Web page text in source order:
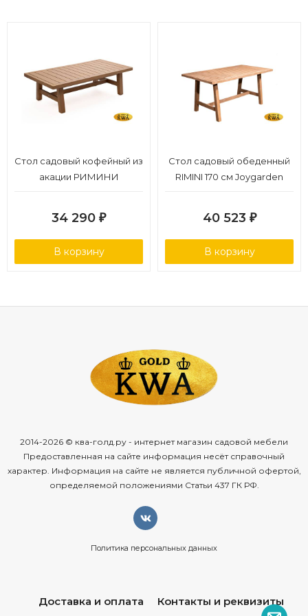
Стол садовый кофейный из
акации РИМИНИ
34 290 ₽
В корзину
Стол садовый обеденный
RIMINI 170 см Joygarden
40 523 ₽
В корзину
2014-2026 © ква-голд.ру - интернет магазин садовой мебели
Предоставленная на сайте информация несёт справочный
характер. Информация на сайте не является публичной офертой,
определяемой положениями Статьи 437 ГК РФ.
Политика персональных данных
Доставка и оплата Контакты и реквизиты